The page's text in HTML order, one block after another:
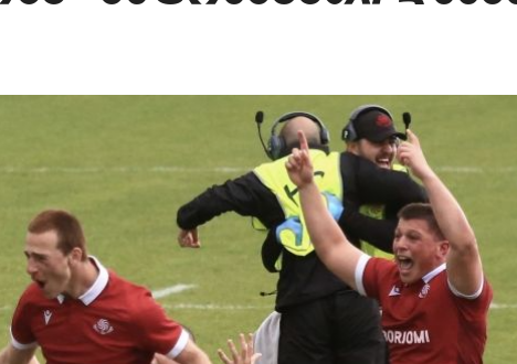
გიორგი ბარამიძე გამოეხმაურა პროკურატურის